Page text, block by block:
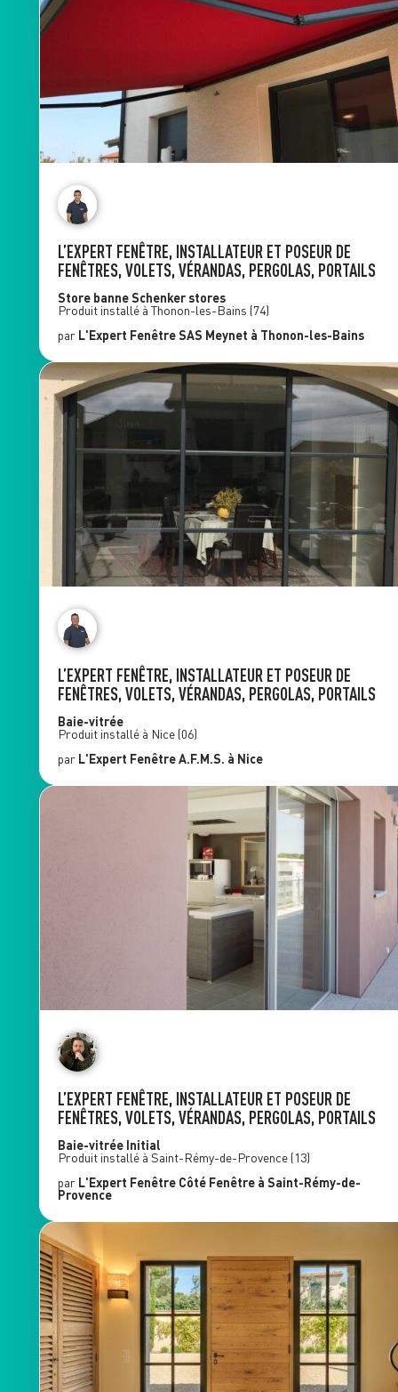
L’EXPERT FENÊTRE, INSTALLATEUR ET POSEUR DE
FENÊTRES, VOLETS, VÉRANDAS, PERGOLAS, PORTAILS
Store banneSchenker stores
Produit installé à Thonon-les-Bains (74)
par L'Expert FenêtreSAS Meynet à Thonon-les-Bains
L’EXPERT FENÊTRE, INSTALLATEUR ET POSEUR DE
FENÊTRES, VOLETS, VÉRANDAS, PERGOLAS, PORTAILS
Baie-vitrée
Produit installé à Nice (06)
par L'Expert FenêtreA.F.M.S. à Nice
L’EXPERT FENÊTRE, INSTALLATEUR ET POSEUR DE
FENÊTRES, VOLETS, VÉRANDAS, PERGOLAS, PORTAILS
Baie-vitrée Initial
Produit installé à Saint-Rémy-de-Provence (13)
par L'Expert Fenêtre Côté Fenêtre à Saint-Rémy-de-
Provence